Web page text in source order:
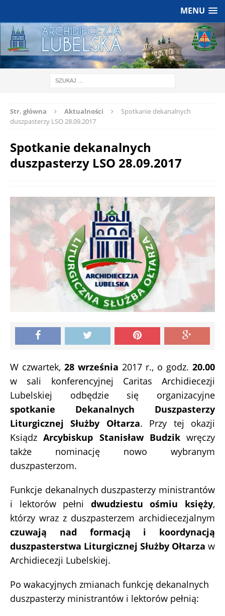
MENU
Str. główna Aktualności
Spotkanie dekanalnych
duszpasterzy LSO 28.09.2017
Spotkanie dekanalnych
duszpasterzy LSO 28.09.2017
W czwartek, 28 września 2017 r., o godz. 20.00
w sali konferencyjnej Caritas Archidiecezji
Lubelskiej odbędzie się organizacyjne
spotkanie Dekanalnych Duszpasterzy
Liturgicznej Służby Ołtarza. Przy tej okazji
KsiądzArcybiskup Stanisław Budzikwręczy
także nominację nowo wybranym
duszpasterzom.
Funkcje dekanalnych duszpasterzy ministrantów
i lektorów pełni dwudziestu ośmiu księży,
którzy wraz z duszpasterzem archidiecezjalnym
czuwają nad formacją i koordynacją
duszpasterstwa Liturgicznej Służby Ołtarza w
Archidiecezji Lubelskiej.
Po wakacyjnych zmianach funkcję dekanalnych
duszpasterzy ministrantów i lektorów pełnią: